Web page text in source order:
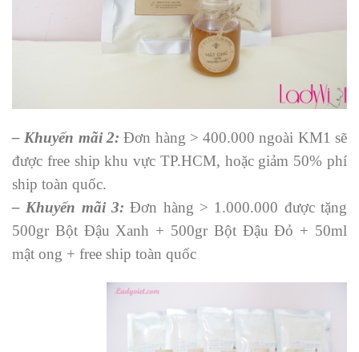
– Khuyến mãi 2: Đơn hàng > 400.000 ngoài KM1 sẽ
được free ship khu vực TP.HCM, hoặc giảm 50% phí
ship toàn quốc.
– Khuyến mãi 3: Đơn hàng > 1.000.000 được tặng
500gr Bột Đậu Xanh + 500gr Bột Đậu Đỏ + 50ml
mật ong + free ship toàn quốc